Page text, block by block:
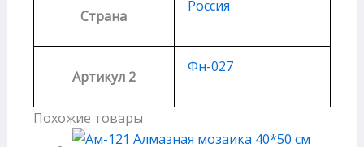
Страна
Россия
Артикул 2
Фн-027
Похожие товары